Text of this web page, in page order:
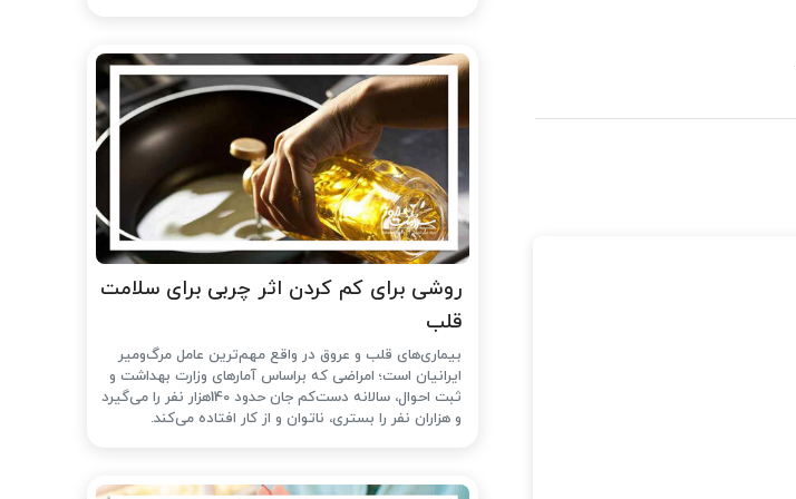
روشی برای کم کردن اثر چربی برای سلامت
قلب
بیماری‌های قلب و عروق در واقع مهم‌ترین عامل مرگ‌ومیر
ایرانیان است؛ امراضی که براساس آمارهای وزارت بهداشت و
ثبت احوال، سالانه دست‌کم جان حدود 140هزار نفر را می‌گیرد
و هزاران نفر را بستری، ناتوان و از کار افتاده می‌کند.